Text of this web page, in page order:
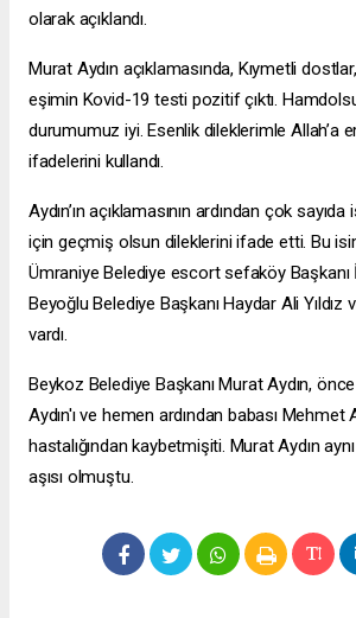
olarak açıklandı.
Murat Aydın açıklamasında, Kıymetli
eşimin Kovid-19 testi pozitif çıktı.
durumumuz iyi. Esenlik dileklerimle Allah’a
ifadelerini kullandı.
Aydın’ın açıklamasının ardından çok
için geçmiş olsun dileklerini ifade etti. Bu
Ümraniye Belediye escort sefaköyBaşkanı
Beyoğlu Belediye Başkanı Haydar Ali Yıldız
vardı.
Beykoz Belediye Başkanı Murat Aydın,
Aydın'ı ve hemen ardından babası Mehmet
hastalığından kaybetmişiti. Murat Aydın
aşısı olmuştu.